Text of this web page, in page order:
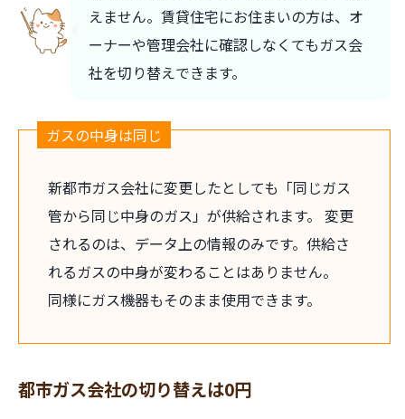
えません。賃貸住宅にお住まいの方は、オ
ーナーや管理会社に確認しなくてもガス会
社を切り替えできます。
ガスの中身は同じ
新都市ガス会社に変更したとしても「同じガス
管から同じ中身のガス」が供給されます。 変更
されるのは、データ上の情報のみです。供給さ
れるガスの中身が変わることはありません。
同様にガス機器もそのまま使用できます。
都市ガス会社の切り替えは0円